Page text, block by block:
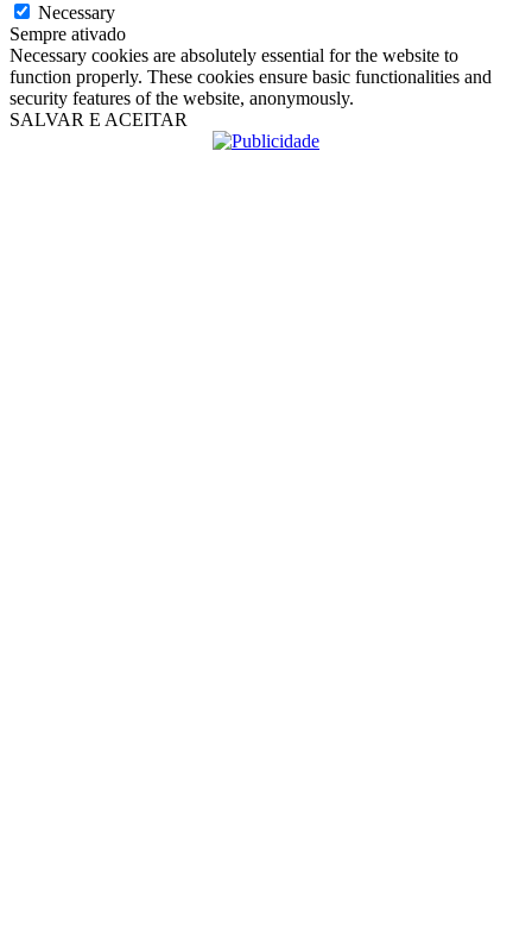
Necessary
Sempre ativado
Necessary cookies are absolutely essential for the website to
function properly. These cookies ensure basic functionalities and
security features of the website, anonymously.
SALVAR E ACEITAR